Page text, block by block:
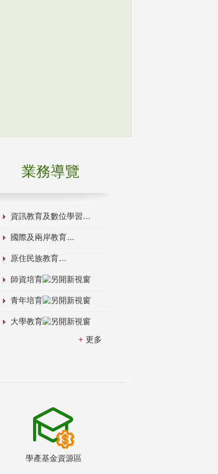
業務導覽
資訊教育及數位學習
國際及兩岸教育
原住民族教育
師資培育
青年培育
大學教育
更多
學產基金資源區